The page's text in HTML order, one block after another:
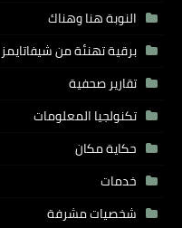
النوبة هنا وهناك
برقية تهنئة من شيفاتايمز
تقارير صحفية
تكنولجيا المعلومات
حكاية مكان
خدمات
شخصيات مشرفة